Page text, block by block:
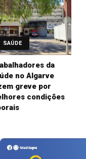
SAÚDE
da
no Algarve
greve por
condições